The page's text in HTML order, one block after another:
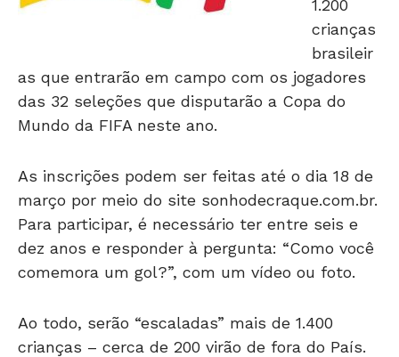
1.200
crianças
brasileir
as que entrarão em campo com os jogadores
das 32 seleções que disputarão a Copa do
Mundo da FIFA neste ano.
As inscrições podem ser feitas até o dia 18 de
março por meio do site sonhodecraque.com.br.
Para participar, é necessário ter entre seis e
dez anos e responder à pergunta: “Como você
comemora um gol?”, com um vídeo ou foto.
Ao todo, serão “escaladas” mais de 1.400
crianças – cerca de 200 virão de fora do País.